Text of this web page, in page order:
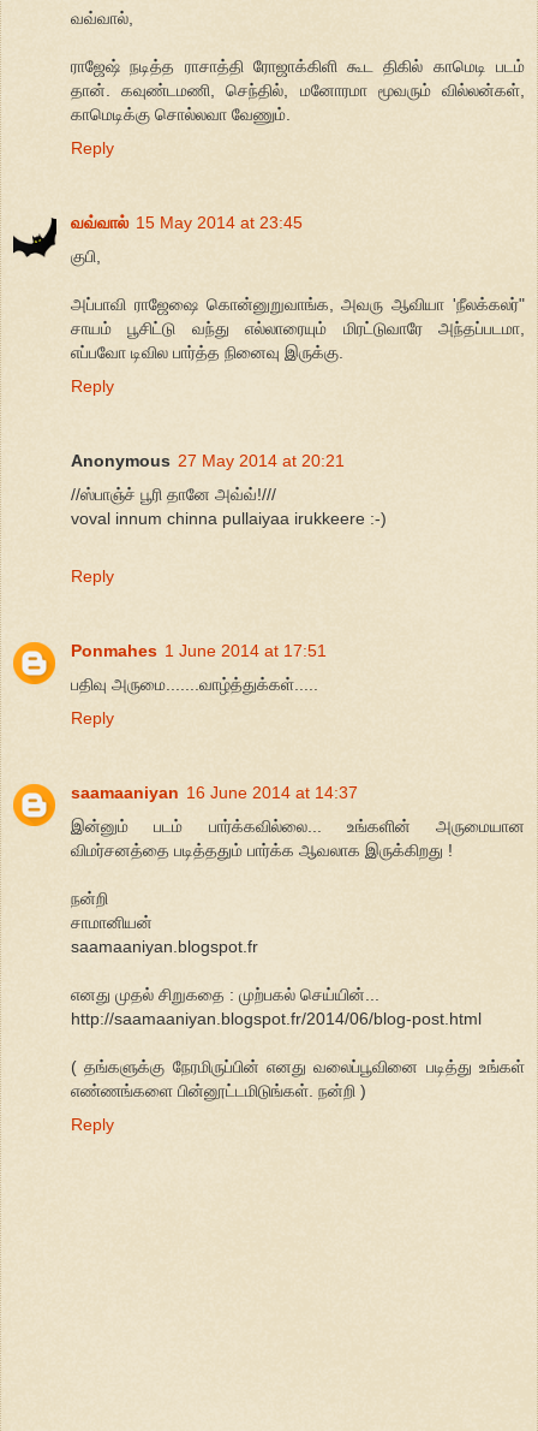
வவ்வால்,
ராஜேஷ் நடித்த ராசாத்தி ரோஜாக்கிளி கூட திகில் காமெடி படம்
தான். கவுண்டமணி, செந்தில், மனோரமா மூவரும் வில்லன்கள்,
காமெடிக்கு சொல்லவா வேணும்.
Reply
வவ்வால் 15 May 2014 at 23:45
குபி,
அப்பாவி ராஜேஷை கொன்னுறுவாங்க, அவரு ஆவியா 'நீலக்கலர்"
சாயம் பூசிட்டு வந்து எல்லாரையும் மிரட்டுவாரே அந்தப்படமா,
எப்பவோ டிவில பார்த்த நினைவு இருக்கு.
Reply
Anonymous 27 May 2014 at 20:21
//ஸ்பாஞ்ச் பூரி தானே அவ்வ்!///
voval innum chinna pullaiyaa irukkeere :-)
Reply
Ponmahes 1 June 2014 at 17:51
பதிவு அருமை.......வாழ்த்துக்கள்.....
Reply
saamaaniyan 16 June 2014 at 14:37
இன்னும் படம் பார்க்கவில்லை... உங்களின் அருமையான
விமர்சனத்தை படித்ததும் பார்க்க ஆவலாக இருக்கிறது !
நன்றி
சாமானியன்
saamaaniyan.blogspot.fr
எனது முதல் சிறுகதை : முற்பகல் செய்யின்...
http://saamaaniyan.blogspot.fr/2014/06/blog-post.html
( தங்களுக்கு நேரமிருப்பின் எனது வலைப்பூவினை படித்து உங்கள்
எண்ணங்களை பின்னூட்டமிடுங்கள். நன்றி ‍)
Reply